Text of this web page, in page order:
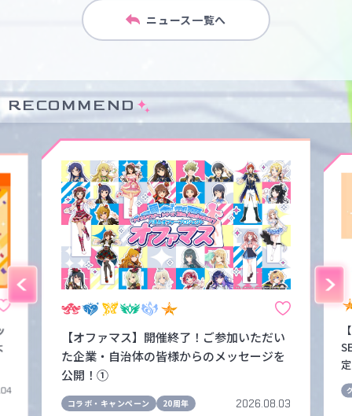
ニュース一覧へ
RECOMMEND
【オファマス】開催終了！ご参加いただい
た企業・自治体の皆様からのメッセージを
公開！①
コラボ・キャンペーン 20周年 2026.08.03